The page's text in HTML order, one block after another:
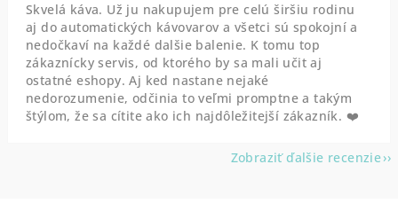
Skvelá káva. Už ju nakupujem pre celú širšiu rodinu
aj do automatických kávovarov a všetci sú spokojní a
nedočkaví na každé dalšie balenie. K tomu top
zákaznícky servis, od ktorého by sa mali učit aj
ostatné eshopy. Aj ked nastane nejaké
nedorozumenie, odčinia to veľmi promptne a takým
štýlom, že sa cítite ako ich najdôležitejší zákazník. ❤️
Zobraziť ďalšie recenzie